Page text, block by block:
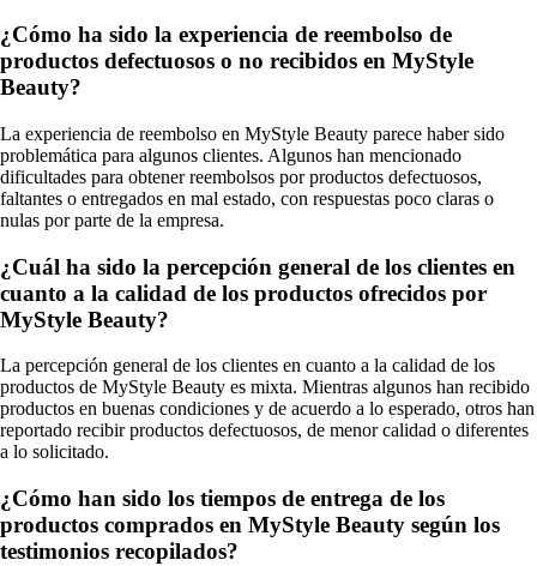
¿Cómo ha sido la experiencia de reembolso de
productos defectuosos o no recibidos en MyStyle
Beauty?
La experiencia de reembolso en MyStyle Beauty parece haber sido
problemática para algunos clientes. Algunos han mencionado
dificultades para obtener reembolsos por productos defectuosos,
faltantes o entregados en mal estado, con respuestas poco claras o
nulas por parte de la empresa.
¿Cuál ha sido la percepción general de los clientes en
cuanto a la calidad de los productos ofrecidos por
MyStyle Beauty?
La percepción general de los clientes en cuanto a la calidad de los
productos de MyStyle Beauty es mixta. Mientras algunos han recibido
productos en buenas condiciones y de acuerdo a lo esperado, otros han
reportado recibir productos defectuosos, de menor calidad o diferentes
a lo solicitado.
¿Cómo han sido los tiempos de entrega de los
productos comprados en MyStyle Beauty según los
testimonios recopilados?